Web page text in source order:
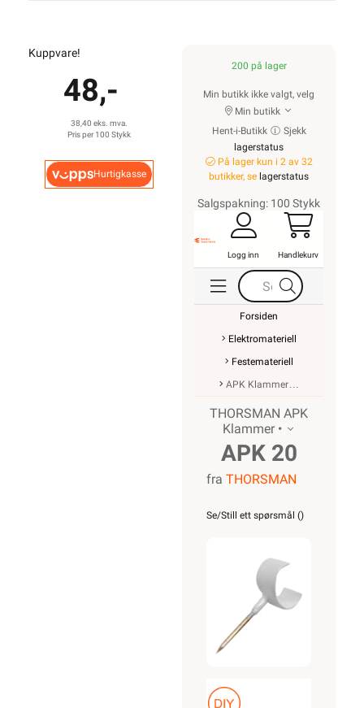
Kuppvare!
48,-
38,40 eks. mva.
Pris per 100 Stykk
Hurtigkasse
200 på lager
Min butikk ikke valgt, velg
Min butikk
Hent-i-Butikk
Sjekk
lagerstatus
På lager kun i 2 av 32
butikker, se lagerstatus
Salgspakning: 100 Stykk
Logg inn Handlekurv
Forsiden
Elektromateriell
Festemateriell
APK Klammer
THORSMAN APK
Klammer •
APK 20
ISH
M/20MM
STIFT
fra THORSMAN
Se/Still ett spørsmål ()